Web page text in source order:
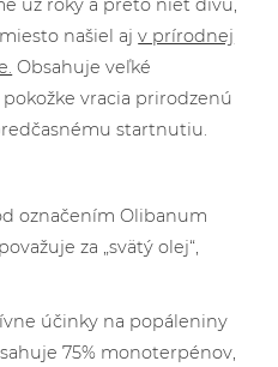
už roky a preto niet divu,
našiel ajv prírodnej
Obsahuje veľké
vracia prirodzenú
startnutiu.
označením Olibanum
za „svätý olej“,
účinky na popáleniny
75% monoterpénov,